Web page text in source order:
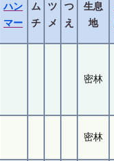
ハン
マー
ム
チ
ツ
メ
つ
え
生息
地
密林
密林